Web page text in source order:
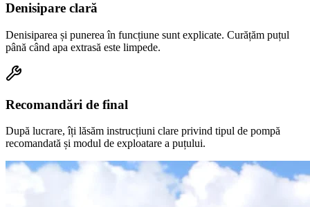
Denisipare clară
Denisiparea și punerea în funcțiune sunt explicate. Curățăm puțul
până când apa extrasă este limpede.
Recomandări de final
După lucrare, îți lăsăm instrucțiuni clare privind tipul de pompă
recomandată și modul de exploatare a puțului.